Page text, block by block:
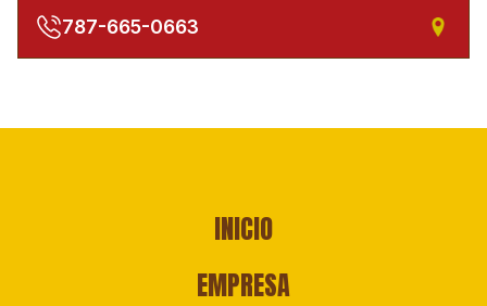
787-665-0663
INICIO
EMPRESA